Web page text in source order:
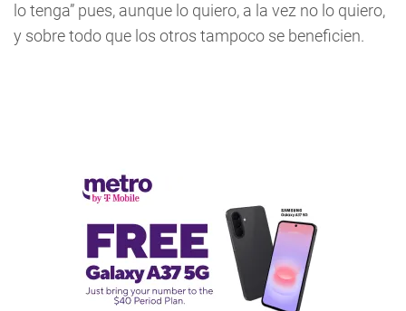
lo tenga” pues, aunque lo quiero, a la vez no lo quiero,
y sobre todo que los otros tampoco se beneficien.